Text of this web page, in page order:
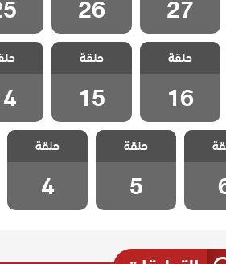
27
26
مسلسل الطبقة
المخملية مدبلج
الحلقة 16
حلقة
16
مسلسل الطبقة
المخملية مدبلج
الحلقة 15
حلقة
15
مسلسل
مدبلج
6
مسلسل الطبقة
المخملية مدبلج
الحلقة 5
حلقة
5
مسلسل الطبقة
المخملية مدبلج
الحلقة 4
حلقة
4